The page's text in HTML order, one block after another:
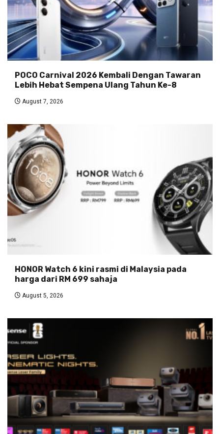
POCO Carnival 2026 Kembali Dengan Tawaran
Lebih Hebat Sempena Ulang Tahun Ke-8
August 7, 2026
HONOR Watch 6 kini rasmi di Malaysia pada
harga dari RM 699 sahaja
August 5, 2026